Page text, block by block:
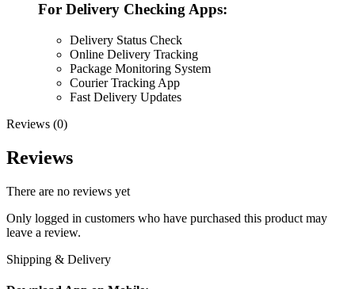
For Delivery Checking Apps:
Delivery Status Check
Online Delivery Tracking
Package Monitoring System
Courier Tracking App
Fast Delivery Updates
Reviews (0)
Reviews
There are no reviews yet
Only logged in customers who have purchased this product may
leave a review.
Shipping & Delivery